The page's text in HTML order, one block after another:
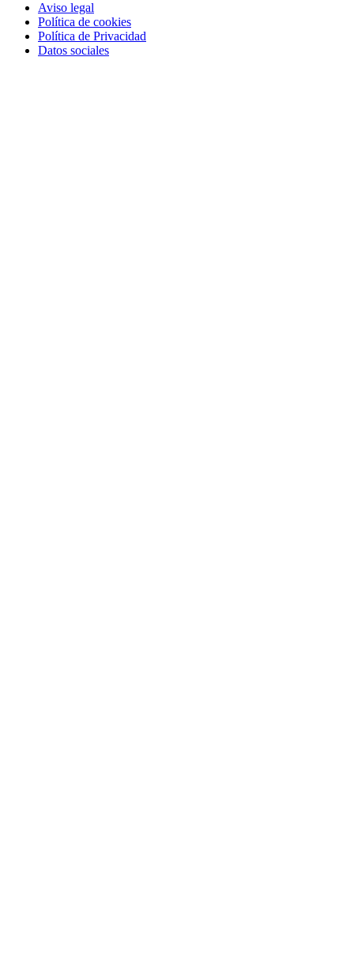
Aviso legal
Política de cookies
Política de Privacidad
Datos sociales